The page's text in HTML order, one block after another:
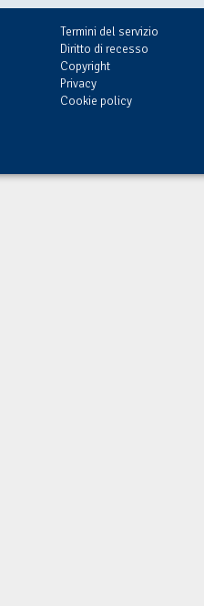
Termini del servizio
Diritto di recesso
Copyright
Privacy
Cookie policy